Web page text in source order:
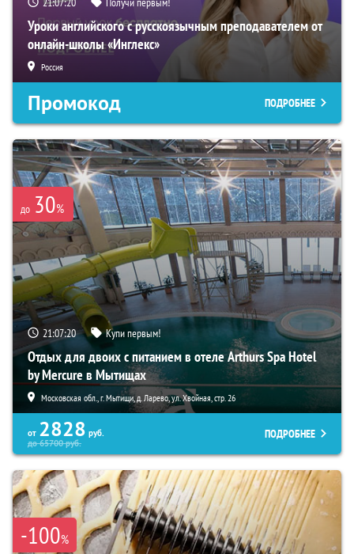
Уроки английского с русскоязычным преподавателем от
онлайн-школы «Инглекс»
Россия
Промокод ПОДРОБНЕЕ
до 30%
21:07:19 Купи первым!
Отдых для двоих с питанием в отеле Arthurs Spa Hotel
by Mercure в Мытищах
Московская обл., г. Мытищи, д. Ларево, ул. Хвойная, стр. 26
от 2828 руб.
до65700руб.
ПОДРОБНЕЕ
-100%